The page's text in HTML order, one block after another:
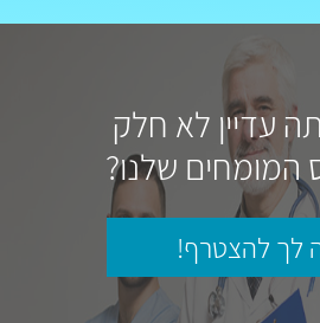
עדיין לא חלק
המומחים שלנו?
לך להצטרף!